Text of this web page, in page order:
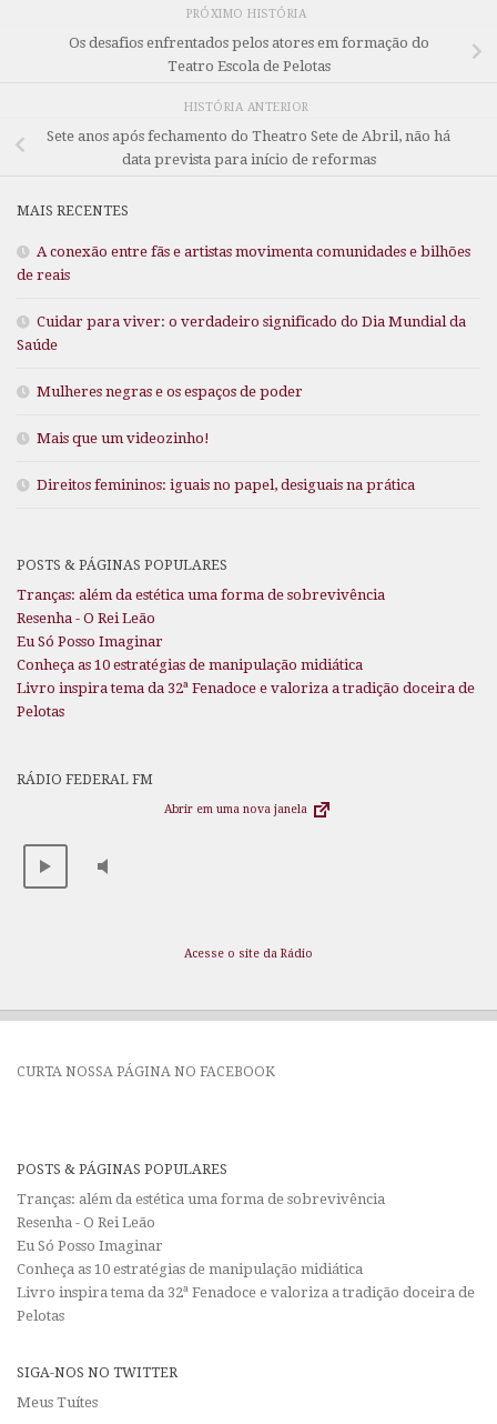
PRÓXIMO HISTÓRIA
Os desafios enfrentados pelos atores em formação do
Teatro Escola de Pelotas
HISTÓRIA ANTERIOR
Sete anos após fechamento do Theatro Sete de Abril, não há
data prevista para início de reformas
MAIS RECENTES
A conexão entre fãs e artistas movimenta comunidades e bilhões
de reais
Cuidar para viver: o verdadeiro significado do Dia Mundial da
Saúde
Mulheres negras e os espaços de poder
Mais que um videozinho!
Direitos femininos: iguais no papel, desiguais na prática
POSTS & PÁGINAS POPULARES
Tranças: além da estética uma forma de sobrevivência
Resenha - O Rei Leão
Eu Só Posso Imaginar
Conheça as 10 estratégias de manipulação midiática
Livro inspira tema da 32ª Fenadoce e valoriza a tradição doceira de
Pelotas
RÁDIO FEDERAL FM
Abrir em uma nova janela
Acesse o site da Rádio
CURTA NOSSA PÁGINA NO FACEBOOK
POSTS & PÁGINAS POPULARES
Tranças: além da estética uma forma de sobrevivência
Resenha - O Rei Leão
Eu Só Posso Imaginar
Conheça as 10 estratégias de manipulação midiática
Livro inspira tema da 32ª Fenadoce e valoriza a tradição doceira de
Pelotas
SIGA-NOS NO TWITTER
Meus Tuítes